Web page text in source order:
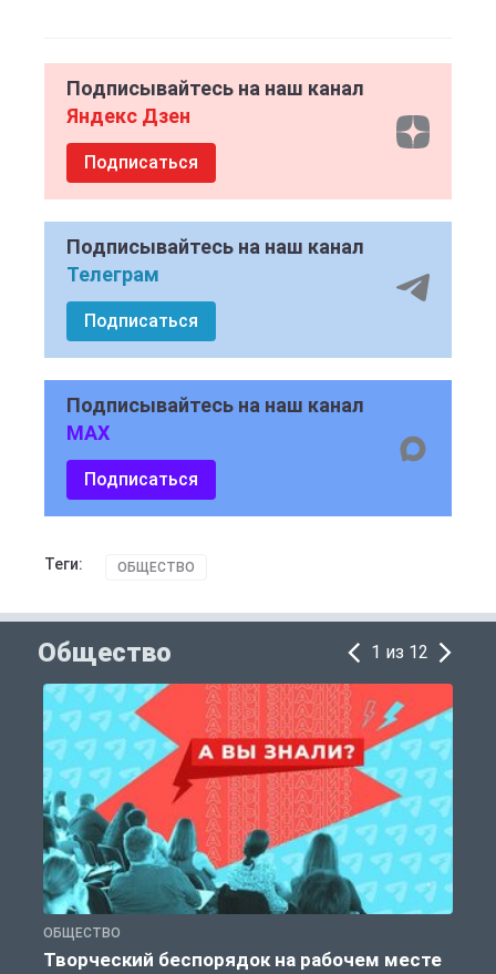
Подписывайтесь на наш канал
Яндекс Дзен
Подписаться
Подписывайтесь на наш канал
Телеграм
Подписаться
Подписывайтесь на наш канал
MAX
Подписаться
Теги: ОБЩЕСТВО
Общество 1 из 12
ОБЩЕСТВО
Творческий беспорядок на рабочем месте